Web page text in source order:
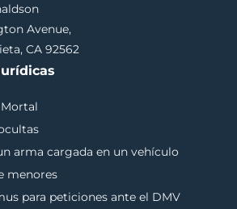
Avenue,
CA 92562
arma cargada en un vehículo
menores
para peticiones ante el DMV